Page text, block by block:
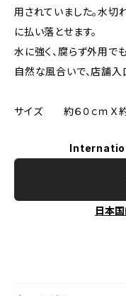
用されていました。水切
に払い落とせます。
水に強く、腐らず外用で
自然な風合いで、店舗入
サイズ 約６０ｃｍＸ約
日本